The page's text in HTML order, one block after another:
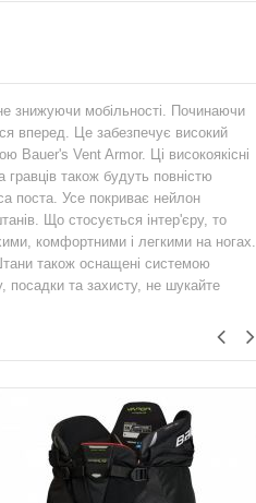
знижуючи мобільності. Починаючи
вперед. Це забезпечує високий
Bauer's Vent Armor. Ці високоякісні
також будуть повністю
поста. Усе покриває нейлон
Що стосується інтер'єру, то
комфортними і легкими на ногах.
також оснащені системою
та захисту, не шукайте